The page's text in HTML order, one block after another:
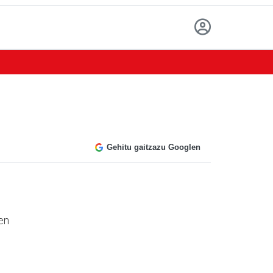
Gehitu gaitzazu Googlen